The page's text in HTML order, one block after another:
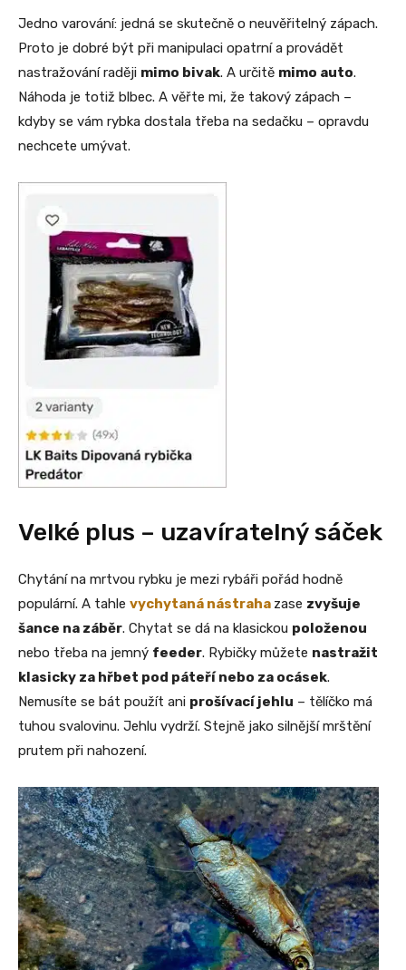
Jedno varování: jedná se skutečně o neuvěřitelný zápach.
Proto je dobré být při manipulaci opatrní a provádět
nastražování raději mimo bivak. A určitě mimo auto.
Náhoda je totiž blbec. A věřte mi, že takový zápach –
kdyby se vám rybka dostala třeba na sedačku – opravdu
nechcete umývat.
Velké plus – uzavíratelný sáček
Chytání na mrtvou rybku je mezi rybáři pořád hodně
populární. A tahle vychytaná nástraha zase zvyšuje
šance na záběr. Chytat se dá na klasickou položenou
nebo třeba na jemný feeder. Rybičky můžete nastražit
klasicky za hřbet pod páteří nebo za ocásek.
Nemusíte se bát použít ani prošívací jehlu – tělíčko má
tuhou svalovinu. Jehlu vydrží. Stejně jako silnější mrštění
prutem při nahození.